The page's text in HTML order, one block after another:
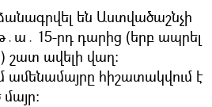
են Աստվածաշնչի
15-րդ դարից (երբ ապրել
շատ ավելի վաղ։
հիշատակվում է